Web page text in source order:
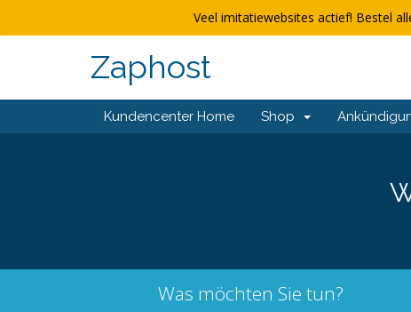
Veel imitatiewebsites actief! Bestel
Zaphost
Kundencenter Home Shop
Was möchten Sie tun?